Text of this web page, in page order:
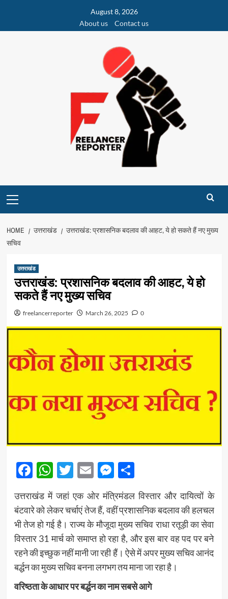
content
August 8, 2026
About us
Contact us
Menu
HOME उत्तराखंड
उत्तराखंड: प्रशासनिक बदलाव की आहट, ये हो सकते हैं नए मुख्य
सचिव
उत्तराखंड
उत्तराखंड: प्रशासनिक बदलाव की आहट, ये हो
सकते हैं नए मुख्य सचिव
freelancerreporter March 26, 2025 0
Facebook
WhatsApp
Twitter
EmailMessenger
Share
उत्तराखंड में जहां एक ओर मंत्रिमंडल विस्तार और दायित्वों के
बंटवारे को लेकर चर्चाएं तेज हैं, वहीं प्रशासनिक बदलाव की हलचल
भी तेज हो गई है। राज्य के मौजूदा मुख्य सचिव राधा रतूड़ी का सेवा
विस्तार 31 मार्च को समाप्त हो रहा है, और इस बार वह पद पर बने
रहने की इच्छुक नहीं मानी जा रही हैं। ऐसे में अपर मुख्य सचिव आनंद
बर्द्धन का मुख्य सचिव बनना लगभग तय माना जा रहा है।
वरिष्ठता के आधार पर बर्द्धन का नाम सबसे आगे